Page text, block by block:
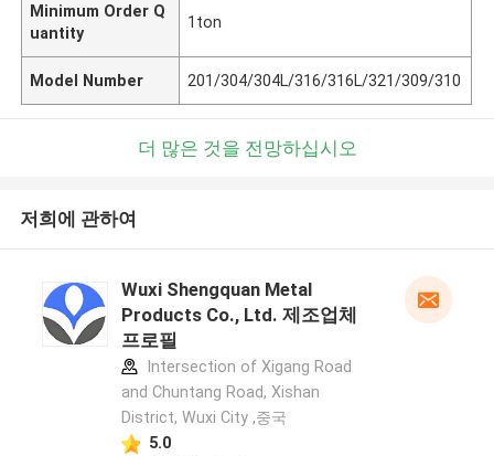
Minimum Order Q
uantity
1ton
Model Number 201/304/304L/316/316L/321/309/310
더 많은 것을 전망하십시오
저희에 관하여
Wuxi Shengquan Metal
Products Co., Ltd. 제조업체
프로필
Intersection of Xigang Road
and Chuntang Road, Xishan
District, Wuxi City ,중국
5.0